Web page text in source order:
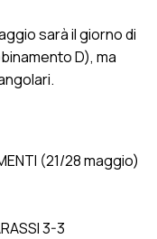
sarà il giorno di
D), ma
(21/28 maggio)
3-3